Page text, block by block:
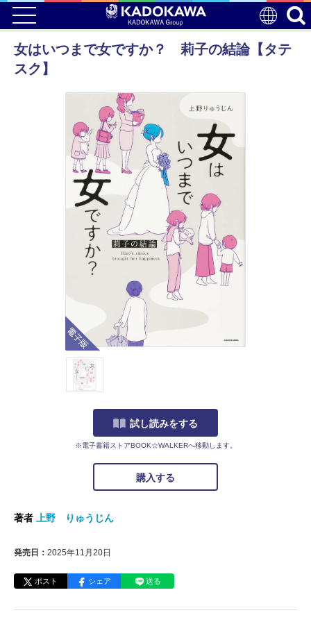
女はいつまで女ですか？ 莉子の結論【タテ
スク】
電子版
試し読みをする
※電子書籍ストアBOOK☆WALKERへ移動します。
購入する
著者 上野 りゅうじん
発売日： 2025年11月20日
ポスト シェア 送る